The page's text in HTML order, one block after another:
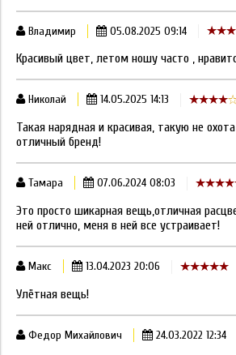
Владимир 05.08.2025 09:14
Красивый цвет, летом ношу часто ,
Николай 14.05.2025 14:13
Такая нарядная и красивая, такую не
отличный бренд!
Тамара 07.06.2024 08:03
Это просто шикарная вещь,отличная
ней отлично, меня в ней все устраивает!
Макс 13.04.2023 20:06
Улётная вещь!
Федор Михайлович 24.03.2022 12:34